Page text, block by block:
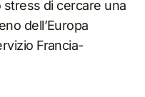
stress di cercare una
dell’Europa
Francia-